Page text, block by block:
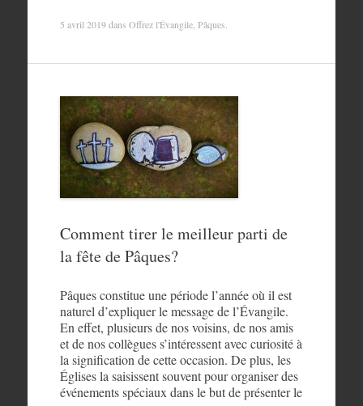
5 avril 2019dans Offrez l'Évangile, Pâques
Comment tirer le meilleur parti de
la fête de Pâques?
Pâques constitue une période l’année où il est
naturel d’expliquer le message de l’Évangile.
En effet, plusieurs de nos voisins, de nos amis
et de nos collègues s’intéressent avec curiosité à
la signification de cette occasion. De plus, les
Églises la saisissent souvent pour organiser des
événements spéciaux dans le but de présenter le